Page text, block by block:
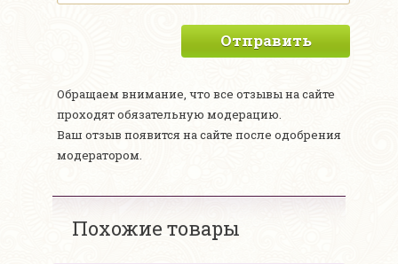
Отправить
Обращаем внимание, что все отзывы на сайте
проходят обязательную модерацию.
Ваш отзыв появится на сайте после одобрения
модератором.
Похожие товары